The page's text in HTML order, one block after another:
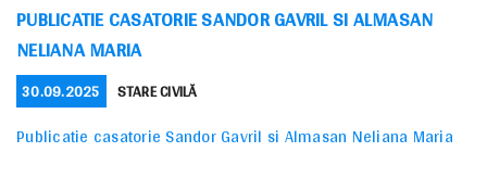
PUBLICATIE CASATORIE SANDOR GAVRIL SI ALMASAN
NELIANA MARIA
POSTED
ON
30.09.2025 CATEGORIES
STARE CIVILĂ
Publicatie casatorie Sandor Gavril si Almasan Neliana Maria